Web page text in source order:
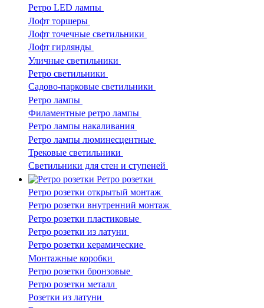
Ретро LED лампы
Лофт торшеры
Лофт точечные светильники
Лофт гирлянды
Уличные светильники
Ретро светильники
Садово-парковые светильники
Ретро лампы
Филаментные ретро лампы
Ретро лампы накаливания
Ретро лампы люминесцентные
Трековые светильники
Светильники для стен и ступеней
Ретро розетки
Ретро розетки открытый монтаж
Ретро розетки внутренний монтаж
Ретро розетки пластиковые
Ретро розетки из латуни
Ретро розетки керамические
Монтажные коробки
Ретро розетки бронзовые
Ретро розетки металл
Розетки из латуни